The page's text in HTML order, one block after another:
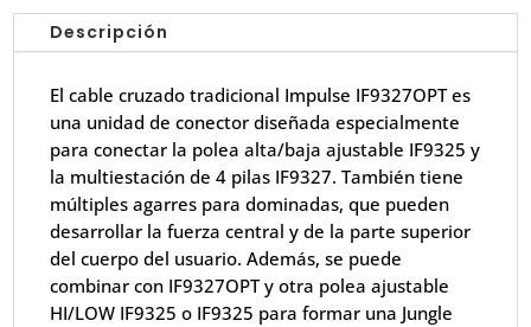
Descripción
El cable cruzado tradicional Impulse IF9327OPT es
una unidad de conector diseñada especialmente
para conectar la polea alta/baja ajustable IF9325 y
la multiestación de 4 pilas IF9327. También tiene
múltiples agarres para dominadas, que pueden
desarrollar la fuerza central y de la parte superior
del cuerpo del usuario. Además, se puede
combinar con IF9327OPT y otra polea ajustable
HI/LOW IF9325 o IF9325 para formar una Jungle